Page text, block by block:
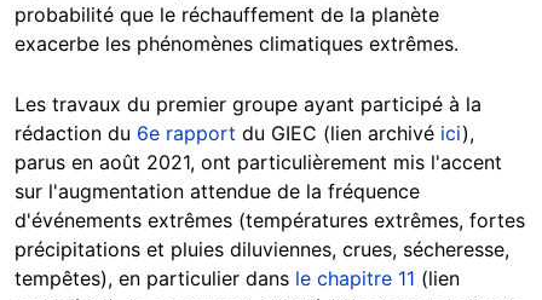
probabilité que le réchauffement de la planète
exacerbe les phénomènes climatiques extrêmes.
Les travaux du premier groupe ayant participé à la
rédaction du 6e rapport du GIEC (lien archivé ici),
parus en août 2021, ont particulièrement mis l'accent
sur l'augmentation attendue de la fréquence
d'événements extrêmes (températures extrêmes, fortes
précipitations et pluies diluviennes, crues, sécheresse,
tempêtes), en particulier dans le chapitre 11 (lien